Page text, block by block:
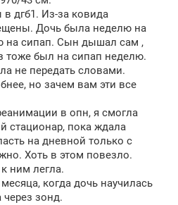
дгб1. Из-за ковида
Дочь была неделю на
на сипап. Сын дышал сам ,
тоже был на сипап неделю.
не передать словами.
но зачем вам эти все
в опн, я смогла
стационар, пока ждала
на дневной только с
Хоть в этом повезло.
ним легла.
когда дочь научилась
через зонд.